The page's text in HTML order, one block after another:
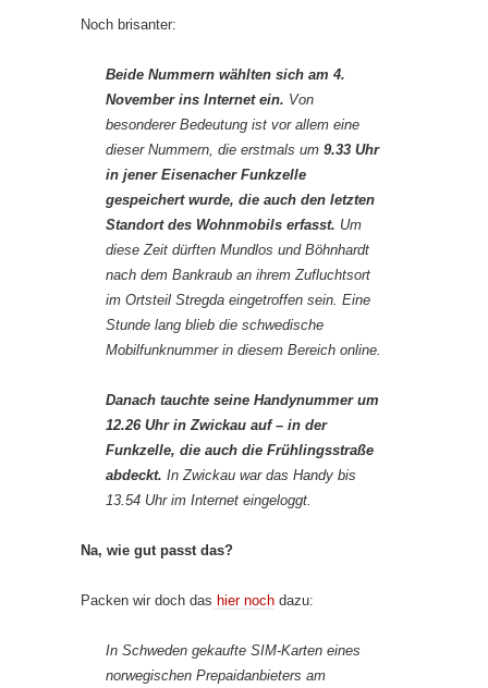
Noch brisanter:
Beide Nummern wählten sich am 4.
November ins Internet ein. Von
besonderer Bedeutung ist vor allem eine
dieser Nummern, die erstmals um 9.33 Uhr
in jener Eisenacher Funkzelle
gespeichert wurde, die auch den letzten
Standort des Wohnmobils erfasst. Um
diese Zeit dürften Mundlos und Böhnhardt
nach dem Bankraub an ihrem Zufluchtsort
im Ortsteil Stregda eingetroffen sein. Eine
Stunde lang blieb die schwedische
Mobilfunknummer in diesem Bereich online.
Danach tauchte seine Handynummer um
12.26 Uhr in Zwickau auf – in der
Funkzelle, die auch die Frühlingsstraße
abdeckt. In Zwickau war das Handy bis
13.54 Uhr im Internet eingeloggt.
Na, wie gut passt das?
Packen wir doch das hier noch dazu:
In Schweden gekaufte SIM-Karten eines
norwegischen Prepaidanbieters am